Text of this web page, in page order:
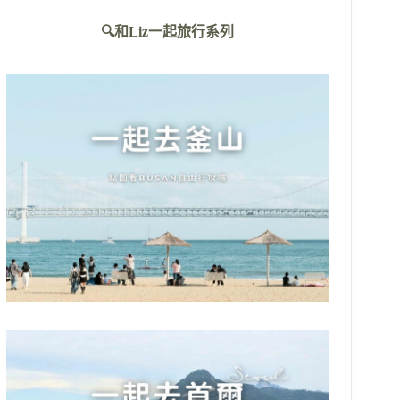
🔍和Liz一起旅行系列